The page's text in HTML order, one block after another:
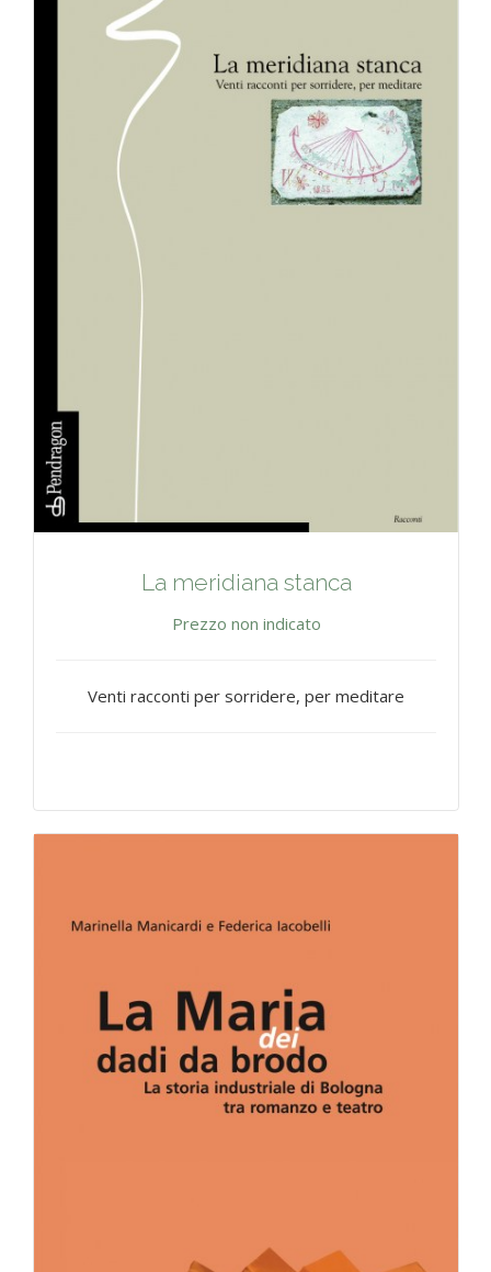
La meridiana stanca
Prezzo non indicato
Venti racconti per sorridere, per meditare